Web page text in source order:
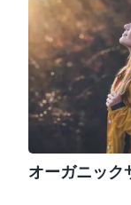
オーガニック